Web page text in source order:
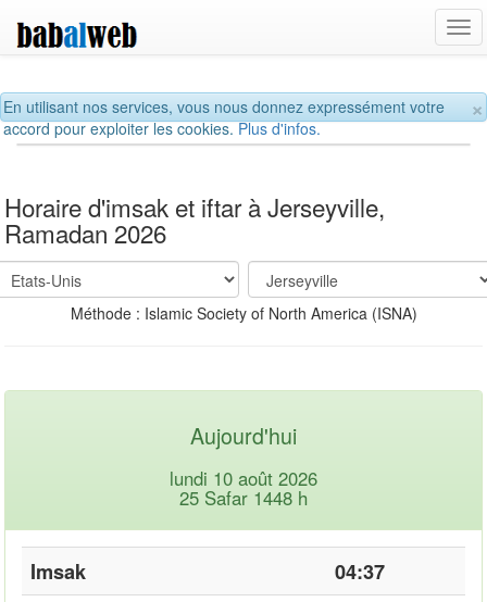
×
En utilisant nos services, vous nous donnez expressément votre
accord pour exploiter les cookies.Plus d'infos.
Horaire d'imsak et iftar à Jerseyville,
Ramadan 2026
Méthode : Islamic Society of North America (ISNA)
Aujourd'hui
lundi 10 août 2026
25 Safar 1448 h
Imsak
04:37